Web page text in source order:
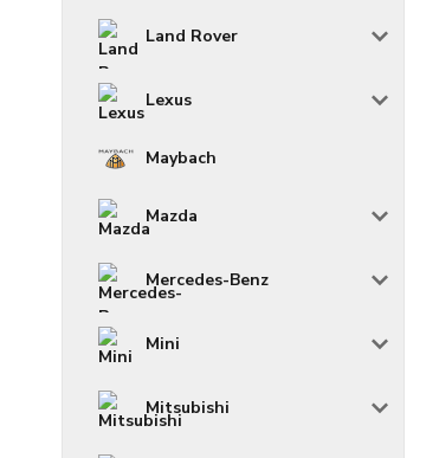
Land Rover
Lexus
Maybach
Mazda
Mercedes-Benz
Mini
Mitsubishi